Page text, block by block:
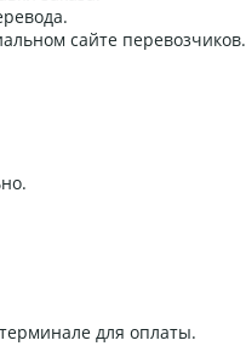
сайте перевозчиков.
для оплаты.